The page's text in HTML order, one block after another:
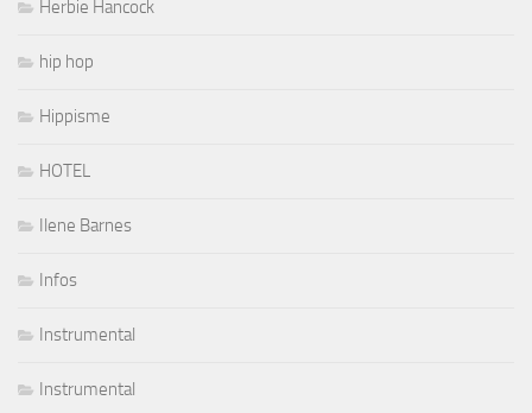
Herbie Hancock
hip hop
Hippisme
HOTEL
Ilene Barnes
Infos
Instrumental
Instrumental